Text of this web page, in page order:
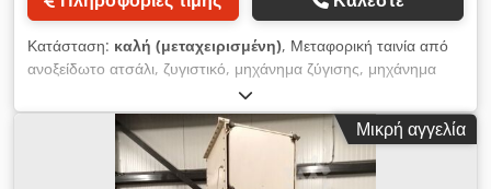
Κατάσταση: καλή (μεταχειρισμένη), Μεταφορική ταινία από
ανοξείδωτο ατσάλι, ζυγιστικό, μηχάνημα ζύγισης, μηχάνημα
πλήρωσης, ζυγαριά Εξ ολοκλήρου από ανοξείδωτο ατσάλι
Διαθέσιμη εφεδρική μεταφορική ταινία Με σύστημα ελέγχου
Siemens PLC για ζύγιση Ζύγιση έως +/-10kg Dcedpowyga
Refx Aitjk Δείτε και τις άλλες αγγελίες μας VMA
Μικρή αγγελία